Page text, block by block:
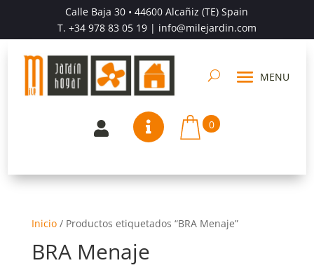
Calle Baja 30 • 44600 Alcañiz (TE) Spain
T. +34 978 83 05 19| info@milejardin.com
  0
Inicio/ Productos etiquetados “BRA Menaje”
BRA Menaje